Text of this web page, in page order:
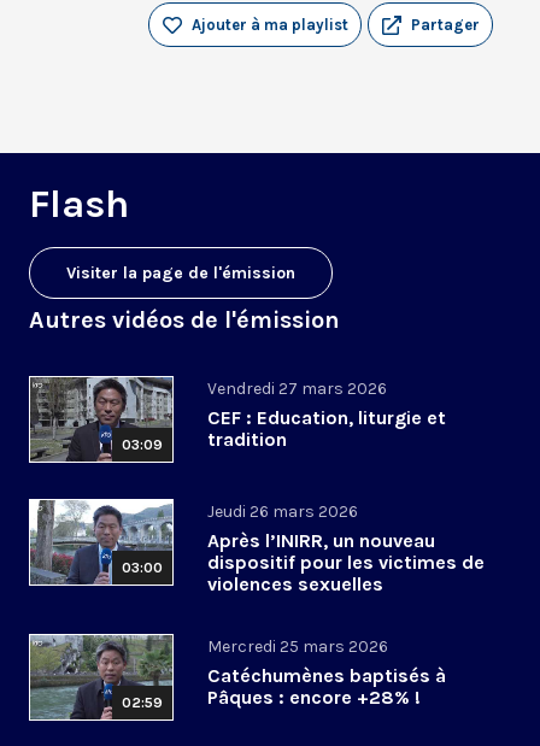
Partager
Ajouter à ma playlist
Flash
Visiter la page de l'émission
Autres vidéos de l'émission
03:09
Vendredi 27 mars 2026
CEF : Education, liturgie et
tradition
03:00
Jeudi 26 mars 2026
Après l’INIRR, un nouveau
dispositif pour les victimes de
violences sexuelles
02:59
Mercredi 25 mars 2026
Catéchumènes baptisés à
Pâques : encore +28% !